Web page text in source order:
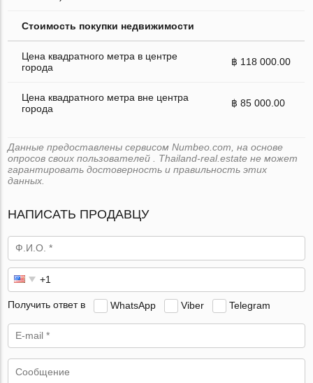
Стоимость покупки недвижимости
Цена квадратного метра в центре
города
฿ 118 000.00
Цена квадратного метра вне центра
города
฿ 85 000.00
Данные предоставлены сервисом Numbeo.com, на основе
опросов своих пользователей . Thailand-real.estate не может
гарантировать достоверность и правильность этих
данных.
НАПИСАТЬ ПРОДАВЦУ
Получить ответ в WhatsApp Viber Telegram